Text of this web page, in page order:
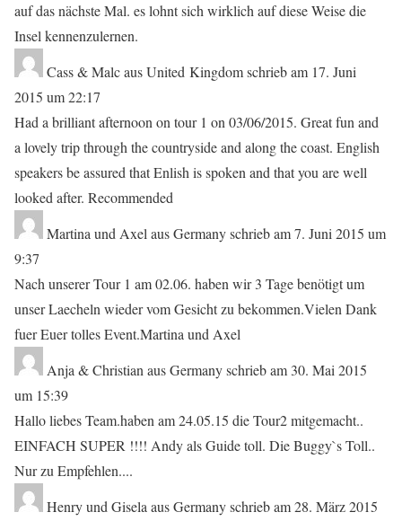
auf das nächste Mal. es lohnt sich wirklich auf diese Weise die
Insel kennenzulernen.
Cass & MalcausUnited Kingdomschrieb am 17. Juni
2015 um22:17
Had a brilliant afternoon on tour 1 on 03/06/2015. Great fun and
a lovely trip through the countryside and along the coast. English
speakers be assured that Enlish is spoken and that you are well
looked after. Recommended
Martina und AxelausGermanyschrieb am7. Juni 2015 um
9:37
Nach unserer Tour 1 am 02.06. haben wir 3 Tage benötigt um
unser Laecheln wieder vom Gesicht zu bekommen.Vielen Dank
fuer Euer tolles Event.Martina und Axel
Anja & ChristianausGermanyschrieb am 30. Mai 2015
um 15:39
Hallo liebes Team.haben am 24.05.15 die Tour2 mitgemacht..
EINFACH SUPER !!!! Andy als Guide toll. Die Buggy`s Toll..
Nur zu Empfehlen....
Henry und GiselaausGermanyschrieb am28. März 2015